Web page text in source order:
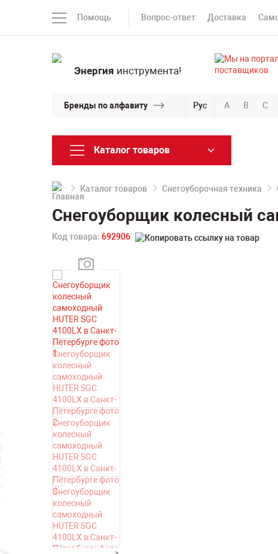
Помощь Вопрос-ответ Доставка
Энергия инструмента!
Бренды по алфавиту Рус A B C
Каталог товаров
Каталог товаров Снегоуборочная техника
Снегоуборщик колесный
Код товара: 692906